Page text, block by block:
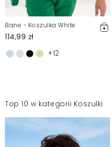
Bane - Koszulka White
114,99 zł
+12
Top 10 w kategorii Koszulki